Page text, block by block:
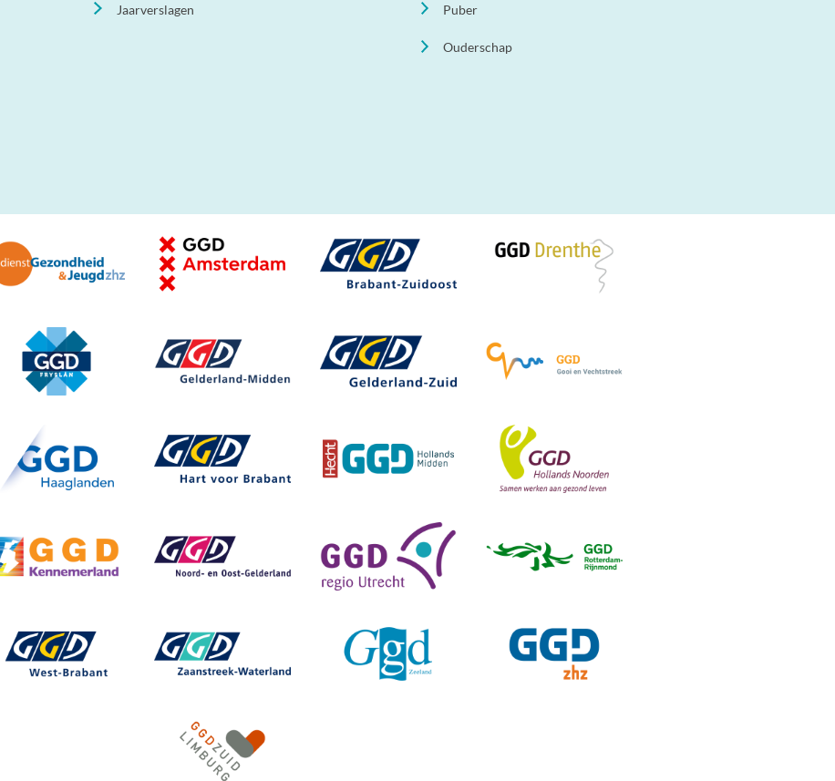
Jaarverslagen Puber
Ouderschap